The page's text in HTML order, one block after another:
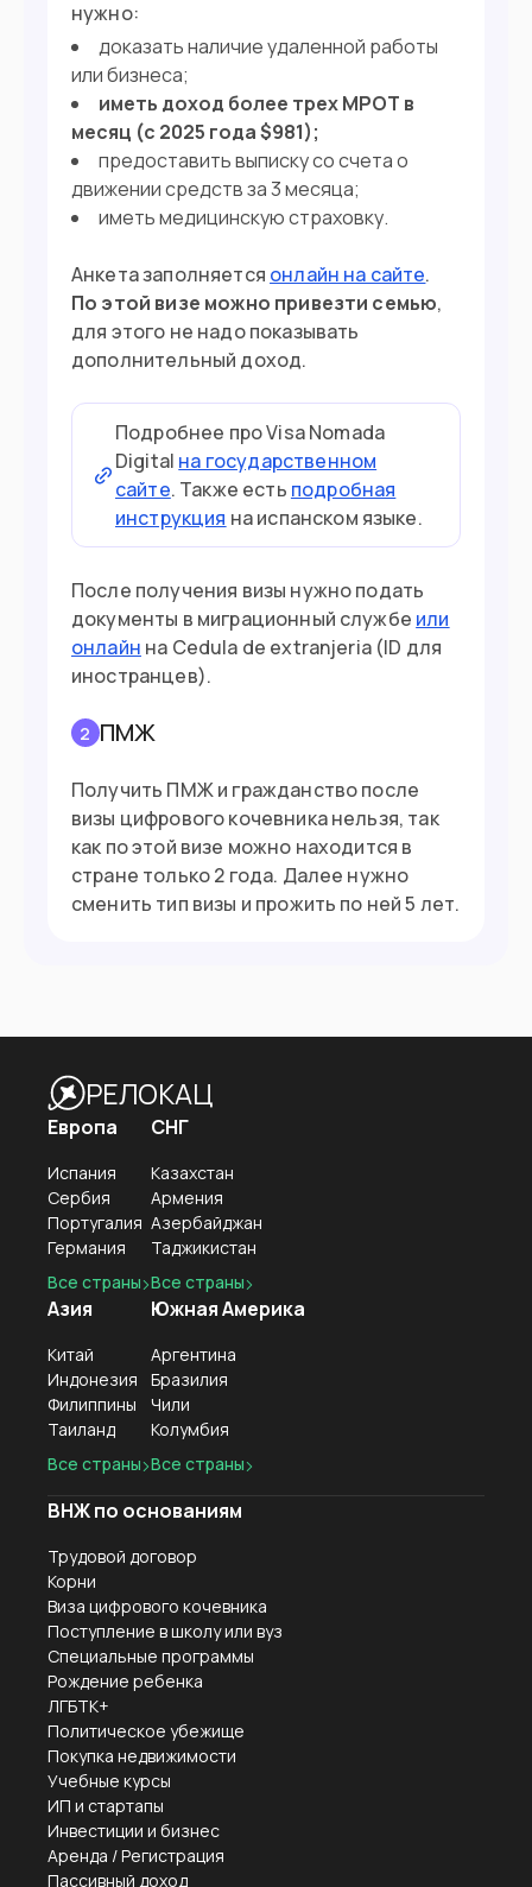
Виза
нужно:
доказать наличие удаленной работы
или бизнеса;
иметь доход более трех МРОТ в
месяц (с 2025 года $981);
предоставить выписку со счета о
движении средств за 3 месяца;
иметь медицинскую страховку.
Анкета заполняется онлайн на сайте.
По этой визе можно привезти семью,
для этого не надо показывать
дополнительный доход.
Подробнее про Visa Nomada
Digital на государственном
сайте. Также есть подробная
инструкция на испанском языке.
После получения визы нужно подать
документы в миграционный службе или
онлайн на Cedula de extranjeria (ID для
иностранцев).
2 ПМЖ
Получить ПМЖ и гражданство после
визы цифрового кочевника нельзя, так
как по этой визе можно находится в
стране только 2 года. Далее нужно
сменить тип визы и прожить по ней 5 лет.
РЕЛОКАЦ
Европа
Испания
Сербия
Португалия
Германия
Все страны
Азия
Китай
Индонезия
Филиппины
Таиланд
Все страны
СНГ
Казахстан
Армения
Азербайджан
Таджикистан
Все страны
Южная Америка
Аргентина
Бразилия
Чили
Колумбия
Все страны
ВНЖ по основаниям
Трудовой договор
Корни
Виза цифрового кочевника
Поступление в школу или вуз
Специальные программы
Рождение ребенка
ЛГБТК+
Политическое убежище
Покупка недвижимости
Учебные курсы
ИП и стартапы
Инвестиции и бизнес
Аренда / Регистрация
Пассивный доход